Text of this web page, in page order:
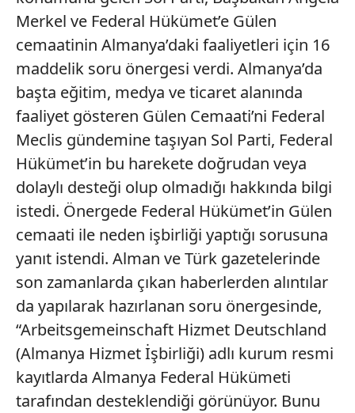
Merkel ve Federal Hükümet’e Gülen
cemaatinin Almanya’daki faaliyetleri için 16
maddelik soru önergesi verdi. Almanya’da
başta eğitim, medya ve ticaret alanında
faaliyet gösteren Gülen Cemaati’ni Federal
Meclis gündemine taşıyan Sol Parti, Federal
Hükümet’in bu harekete doğrudan veya
dolaylı desteği olup olmadığı hakkında bilgi
istedi. Önergede Federal Hükümet’in Gülen
cemaati ile neden işbirliği yaptığı sorusuna
yanıt istendi. Alman ve Türk gazetelerinde
son zamanlarda çıkan haberlerden alıntılar
da yapılarak hazırlanan soru önergesinde,
“Arbeitsgemeinschaft Hizmet Deutschland
(Almanya Hizmet İşbirliği) adlı kurum resmi
kayıtlarda Almanya Federal Hükümeti
tarafından desteklendiği görünüyor. Bunu